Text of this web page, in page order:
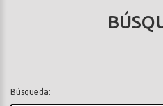
Búsqueda: